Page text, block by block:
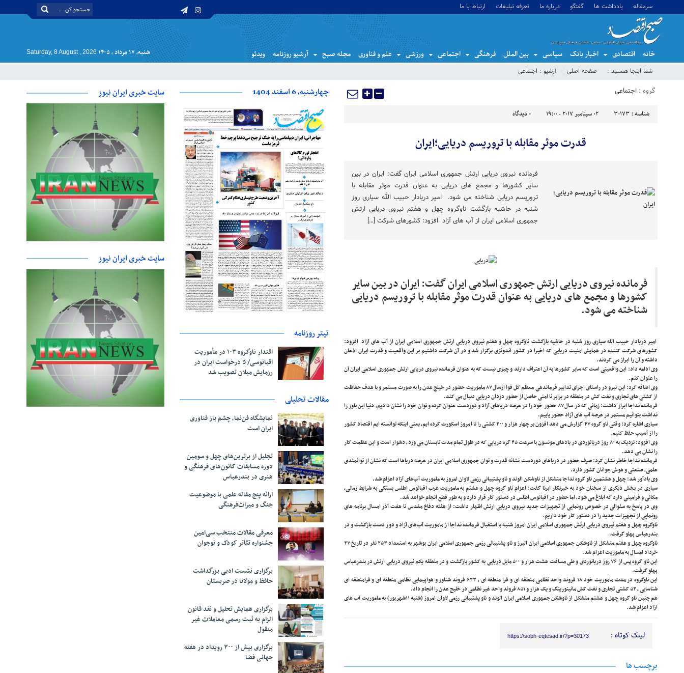
سرمقاله یادداشت ها گفتگو درباره ما تعرفه تبلیغات ارتباط با ما
خانه اقتصادی اخبار بانک سیاسی بین الملل فرهنگی اجتماعی ورزشی علم و فناوری مجله صبح آرشیو روزنامه ویدئو شنبه, ۱۷ مرداد , ۱۴۰۵ Saturday, 8 August , 2026
شما اینجا هستید : صفحه اصلی آرشیو : اجتماعی
گروه : اجتماعی
شناسه : 30173 02 سپتامبر 2017 - 19:00 0 دیدگاه
قدرت موثر مقابله با تروریسم دریایی؛ایران
فرمانده نیروی دریایی ارتش جمهوری اسلامی ایران گفت: ایران در بین
سایر کشورها و مجمع های دریایی به عنوان قدرت موثر مقابله با
تروریسم دریایی شناخته می شود. امیر دریادار حبیب الله سیاری روز
شنبه در حاشیه بازگشت ناوگروه چهل و هفتم نیروی دریایی ارتش
جمهوری اسلامی ایران از آب های آزاد افزود: کشورهای شرکت […]
فرمانده نیروی دریایی ارتش جمهوری اسلامی ایران گفت: ایران در بین سایر
کشورها و مجمع های دریایی به عنوان قدرت موثر مقابله با تروریسم دریایی
شناخته می شود.
امیر دریادار حبیب الله سیاری روز شنبه در حاشیه بازگشت ناوگروه چهل و هفتم نیروی دریایی ارتش جمهوری اسلامی ایران از آب های آزاد افزود:
کشورهای شرکت کننده در همایش امنیت دریایی که اخیرا در کشور اندونزی برگزار شد و در آن شرکت داشتیم بر این واقعیت و قدرت ایران اذعان
داشته و آن را ابراز می کردند.
وی ادامه داد: این واقعیتی است که سایر کشورها به آن اعتراف دارند و چیزی نیست که به عنوان فرمانده نیروی دریایی ارتش جمهوری اسلامی ایران آن
را عنوان کنم.
وی اضافه کرد: این نیرو در راستای اجرای تدابیر فرماندهی معظم کل قوا ازسال ۸۷ ماموریت حضور در خیلج عدن را به صورت مستمر و با هدف حفاظت
از کشتی ‌های تجاری و نفت کش در منطقه در برابر نا امنی حاصل از حضور دزدان دریایی دنبال می کند.
فرمانده نداجا ابراز داشت: زمانی که در سال ۸۷ حضور خود را در عرصه دریاهای آزاد و دوردست عنوان کرده و توان خود را نشان دادیم، دنیا این باور را
نداشت بتوانیم مستمر در عرصه آب‌ های آزاد حضور یابیم.
سیاری اشاره کرد: وقتی ناو گروه ۴۷ گزارش می ‌دهد افزون بر چهار هزار و ۲۰۰ کشتی را تا امروز اسکورت کرده ایم، یعنی اینکه توانسته ایم اقتصاد کشور
را از آسیب حفظ کنیم.
وی افزود: نزدیک به ۸۰ روز دریانوردی در بادهای مونسون با سرعت ۴۵ گره دریایی که در طول تمام مدت تابستان می وزد، دشوار است و این عظمت کار
را نشان می دهد.
فرمانده نداجا خاطر نشان کرد: صرف حضور در دریاهای دوردست نشانه قدرت و توان جمهوری اسلامی ایران در عرصه دریاها است که نشان از توانمندی
علمی، صنعتی و هوش جوانان کشور دارد.
وی یادآور شد: چهل و هشتمین ناو گروه نداجا متشکل از ناوشکن الوند و ناو پشتیبانی رزمی لاوان امروز به ماموریت آب‌های آزاد اعزام شد.
سیاری در بخش دیگری از سخنان خود به خبرنگار ایرنا گفت: اعزام ناو گروه چهل و هشتم به ماموریت غرب اقیانوس اطلس بستگی به شرایط زمانی،
مکانی و فرامینی دارد که ابلاغ می شود، اما حضور در اقیانوس اطلس در دستور کار قرار دارد و به طور قطع انجام خواهد شد.
وی در پاسخ به سئوالی در خصوص رونمایی از تجهیزات جدید نیروی دریایی ارتش اظهار داشت: از هفته دفاع مقدس تا هفت آذر امسال برنامه ‌های
رونمایی از تجهیزات جدید را در دستور کار خود داریم.
ناوگروه چهل و هفتم نیروی دریایی ارتش جمهوری اسلامی ایران امروز شنبه با استقبال فرمانده نداجا از ماموریت آب‌های آزاد و دور دست بازگشت و در
بندرعباس پهلو گرفت.
ناوگروه چهل و هفتم متشکل از ناوشکن جمهوری اسلامی ایران البرز و ناو پشتیبانی رزمی جمهوری اسلامی ایران بوشهر به استعداد ۲۵۳ نفر در تاریخ ۲۷
خرداد امسال به ماموریت اعزام شد.
این ناو گروه پس از ۷۶ روز دریانوردی و طی مسافت هشت هزار و ۵۰۰ مایل دریایی به کشور بازگشت و در منطقه یکم نیروی دریایی ارتش در بندرعباس
پهلو گرفت.
این ناوگروه در مدت ماموریت خود ۱۸ فروند واحد نظامی منطقه ای و فرا منطقه ای ، ۶۲۳ فروند شناور و هواپیمایی نظامی منطقه ای و فرامنطقه ای
شناسایی ، ۵۲ کشتی تجاری و نفت کش مانیتورینگ و یک هزار و ۸۵۱ فروند واحد غیر نظامی در خلیج عدن را انجام داد.
هم چنین ناو گروه چهل و هشتم متشکل از ناوشکن جمهوری اسلامی ایران الوند و ناو پشتیبانی رزمی لاوان امروز (شنبه ۱۱شهریور) به ماموریت آب های
آزاد اعزام شد.
لینک کوتاه : https://sobh-eqtesad.ir/?p=30173
برچسب ها
چهارشنبه، 6 اسفند 1404
تیتر روزنامه
اقتدار ناوگروه ۱۰۳ در مأموریت‌
اقیانوسی/ ۵ درخواست ایران در
رزمایش میلان تصویب شد
مقالات تحلیلی
نمایشگاه فن‌نما، چشم باز فناوری
ایران است
تجلیل از بر‌ترین‌های چهل و سومین
دوره مسابقات کانون‌های فرهنگی و
هنری در بندرعباس
ارائه پنج مقاله علمی با موضوعیت
جنگ و میراث‌فرهنگی
معرفی مقالات منتخب سی‌امین
جشنواره تئاتر کودک و نوجوان
برگزاری نشست ادبی بزرگداشت
حافظ و مولانا در صربستان
برگزاری همایش تحلیل و نقد قانون
الزام به ثبت رسمی معاملات غیر
منقول
برگزاری بیش از ۳۰۰ رویداد در هفته
جهانی فضا
سایت خبری ایران نیوز
سایت خبری ایران نیوز